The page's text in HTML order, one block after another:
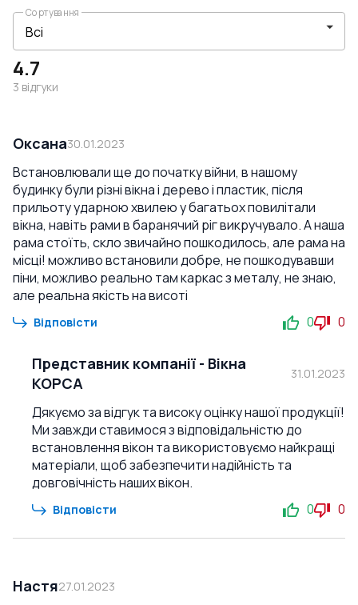
4.7
3 відгуки
Сортування
Оксана30.01.2023
Встановлювали ще до початку війни, в нашому
будинку були різні вікна і дерево і пластик, після
прильоту ударною хвилею у багатьох повилітали
вікна, навіть рами в баранячий ріг викручувало. А наша
рама стоїть, скло звичайно пошкодилось, але рама на
місці! можливо встановили добре, не пошкодувавши
піни, можливо реально там каркас з металу, не знаю,
але реальна якість на висоті
Відповісти 0 0
Представник компанії - Вікна
КОРСА
31.01.2023
Дякуємо за відгук та високу оцінку нашої продукції!
Ми завжди ставимося з відповідальністю до
встановлення вікон та використовуємо найкращі
матеріали, щоб забезпечити надійність та
довговічність наших вікон.
Відповісти 0 0
Настя27.01.2023